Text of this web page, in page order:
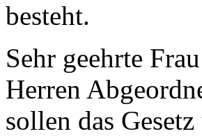
besteht.
Sehr geehrte
Herren
sollen das